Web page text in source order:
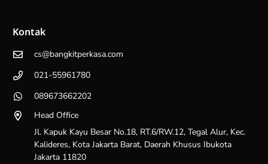
Kontak
cs@bangkitperkasa.com
021-55961780
089673662202
Head Office
Jl. Kapuk Kayu Besar No.18, RT.6/RW.12, Tegal Alur, Kec.
Kalideres, Kota Jakarta Barat, Daerah Khusus Ibukota
Jakarta 11820